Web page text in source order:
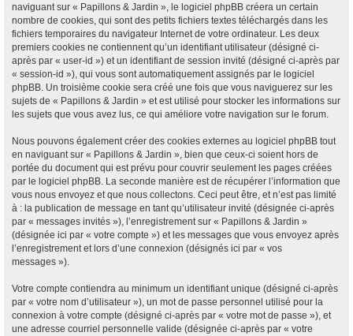
naviguant sur « Papillons & Jardin », le logiciel phpBB créera un certain
nombre de cookies, qui sont des petits fichiers textes téléchargés dans les
fichiers temporaires du navigateur Internet de votre ordinateur. Les deux
premiers cookies ne contiennent qu’un identifiant utilisateur (désigné ci-
après par « user-id ») et un identifiant de session invité (désigné ci-après par
« session-id »), qui vous sont automatiquement assignés par le logiciel
phpBB. Un troisième cookie sera créé une fois que vous naviguerez sur les
sujets de « Papillons & Jardin » et est utilisé pour stocker les informations sur
les sujets que vous avez lus, ce qui améliore votre navigation sur le forum.
Nous pouvons également créer des cookies externes au logiciel phpBB tout
en naviguant sur « Papillons & Jardin », bien que ceux-ci soient hors de
portée du document qui est prévu pour couvrir seulement les pages créées
par le logiciel phpBB. La seconde manière est de récupérer l’information que
vous nous envoyez et que nous collectons. Ceci peut être, et n’est pas limité
à : la publication de message en tant qu’utilisateur invité (désignée ci-après
par « messages invités »), l’enregistrement sur « Papillons & Jardin »
(désignée ici par « votre compte ») et les messages que vous envoyez après
l’enregistrement et lors d’une connexion (désignés ici par « vos
messages »).
Votre compte contiendra au minimum un identifiant unique (désigné ci-après
par « votre nom d’utilisateur »), un mot de passe personnel utilisé pour la
connexion à votre compte (désigné ci-après par « votre mot de passe »), et
une adresse courriel personnelle valide (désignée ci-après par « votre